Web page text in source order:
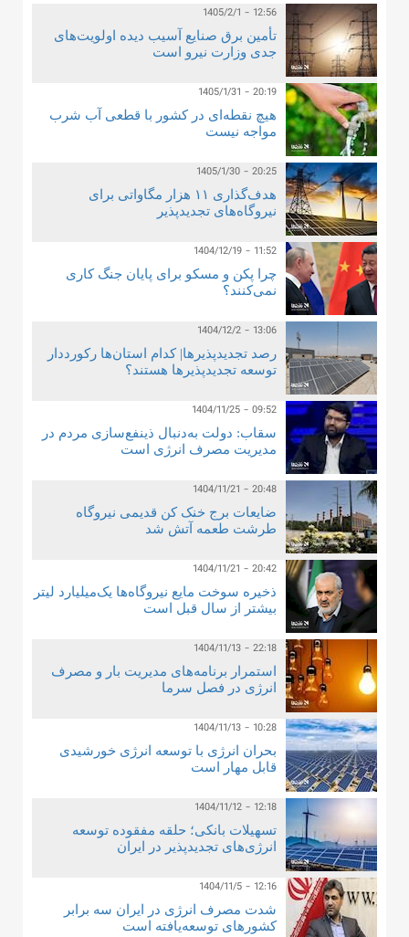
1405/2/1 - 12:56
تأمین برق صنایع آسیب دیده اولویت‌های
جدی وزارت نیرو است
1405/1/31 - 20:19
هیچ نقطه‌ای در کشور با قطعی آب شرب
مواجه نیست
1405/1/30 - 20:25
هدف‌گذاری ۱۱ هزار مگاواتی برای
نیروگاه‌های تجدیدپذیر
1404/12/19 - 11:52
چرا پکن و مسکو برای پایان جنگ کاری
نمی‌کنند؟
1404/12/2 - 13:06
رصد تجدیدپذیرها| کدام استان‌ها رکورددار
توسعه تجدیدپذیرها هستند؟
1404/11/25 - 09:52
سقاب: دولت به‌دنبال ذینفع‌سازی مردم در
مدیریت مصرف انرژی است
1404/11/21 - 20:48
ضایعات برج خنک کن قدیمی نیروگاه
طرشت طعمه آتش شد
1404/11/21 - 20:42
ذخیره سوخت مایع نیروگاه‌ها یک‌میلیارد لیتر
بیشتر از سال قبل است
1404/11/13 - 22:18
استمرار برنامه‌های مدیریت بار و مصرف
انرژی در فصل سرما
1404/11/13 - 10:28
بحران انرژی با توسعه انرژی خورشیدی
قابل مهار است
1404/11/12 - 12:18
تسهیلات بانکی؛ حلقه مفقوده توسعه
انرژی‌های تجدیدپذیر در ایران
1404/11/5 - 12:16
شدت مصرف انرژی در ایران سه برابر
کشورهای توسعه‌یافته است